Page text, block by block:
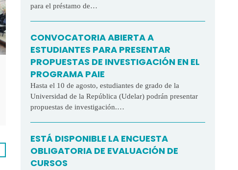
para el préstamo de…
CONVOCATORIA ABIERTA A
ESTUDIANTES PARA PRESENTAR
PROPUESTAS DE INVESTIGACIÓN EN EL
PROGRAMA PAIE
Hasta el 10 de agosto, estudiantes de grado de la
Universidad de la República (Udelar) podrán presentar
propuestas de investigación.…
ESTÁ DISPONIBLE LA ENCUESTA
OBLIGATORIA DE EVALUACIÓN DE
CURSOS